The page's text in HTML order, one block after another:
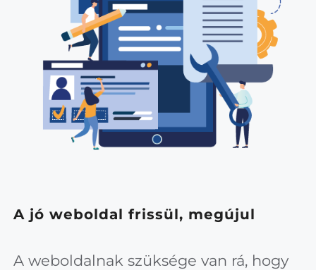
A jó weboldal frissül, megújul
A weboldalnak szüksége van rá, hogy